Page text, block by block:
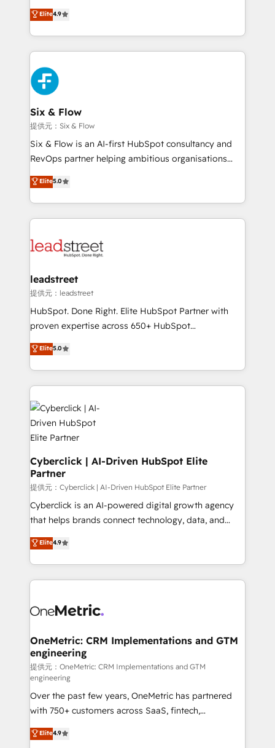
business, processes and systems 🏢 We specialise in
working with mid-market and enterprise
organisations, global organisations and those with
complex use cases 🏆 CRM Implementation,
Platform Enablement, Custom Integration and
Onboarding Accredited 🔐 ISO27001 & ISO9001
Certified
process-oriented teams implementing HubSpot
Marketing, Sales, Service, CMS and Operations Hub,
so selling and actually engaging with your customers
feels easy and pain-free. We are a top ranked
HubSpot Elite Partner, winner of Rookie of the Year
and Customer First Awards, 4.9/5 rating in HubSpot
Reviews and 4.9/5 rating in Clutch Reviews. Digifianz
helps the following industries: logistics & 3PL, home
improvement & construction, branding and
commercialization, real estate, health, education,
SaaS, Software Dev & IT and consulting, make the
the United States, EU, UAE, Mexico and Latin
America. From casual user to super fan: make
Elite4.9
Six & Flow
提供元：Six & Flow
Six & Flow is an AI-first HubSpot consultancy and
RevOps partner helping ambitious organisations
grow with clarity, confidence, and intelligence.
Operating across the UK, Netherlands, Ireland, and
Canada, we’ve delivered thousands of successful
HubSpot projects for mid-market and enterprise
combine HubSpot, data, and AI to design connected
and technology for predictable, scalable revenue
growth. Our expertise spans RevOps, CRM and data
architecture, AI enablement, and strategic marketing,
delivered through our proprietary FLAIR framework
Partner and ISO 27001:2022 certified consultancy,
we blend strategy, creativity, and technology to help
Elite5.0
leadstreet
提供元：leadstreet
HubSpot. Done Right. Elite HubSpot Partner with
proven expertise across 650+ HubSpot
implementations. With 12+ years of HubSpot
experience, we help you use the HubSpot platform
to its fullest capacity, improve your current HubSpot
website, or build your new one.
Elite5.0
Cyberclick | AI-Driven HubSpot Elite
Partner
提供元：Cyberclick | AI-Driven HubSpot Elite Partner
Cyberclick is an AI-powered digital growth agency
that helps brands connect technology, data, and
creativity to achieve measurable results. Founded in
Barcelona and operating across Spain, LATAM, and
the UK, we support global companies in building
smarter marketing, sales, and customer success
Iberia (Spain & Portugal), we combine human insight
growth. Our multidisciplinary team designs solutions
that simplify complexity, boost performance, and
turn innovation into real impact. 🌍 Highlights •
HubSpot Partner since 2012 • 2022 EMEA Impact
Award: Best Integration • 150+ successful HubSpot
projects • Clients in 30+ industries • Proprietary
technology for integrations • Multilingual team:
English, Spanish, Portuguese & Italian 👉 Grow
Elite4.9
OneMetric: CRM Implementations and GTM
engineering
提供元：OneMetric: CRM Implementations and GTM
engineering
Over the past few years, OneMetric has partnered
with 750+ customers across SaaS, fintech,
healthcare, real estate, and other industries. With
150+ HubSpot-certified experts, we deliver scalable
Elite4.9